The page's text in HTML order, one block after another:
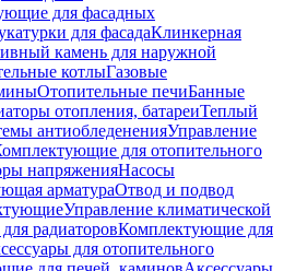
для фасадных
для фасадаКлинкерная
камень для наружной
котлыГазовые
Отопительные печиБанные
отопления, батареиТеплый
антиобледененияУправление
для отопительного
напряженияНасосы
арматураОтвод и подвод
Управление климатической
радиаторовКомплектующие для
для отопительного